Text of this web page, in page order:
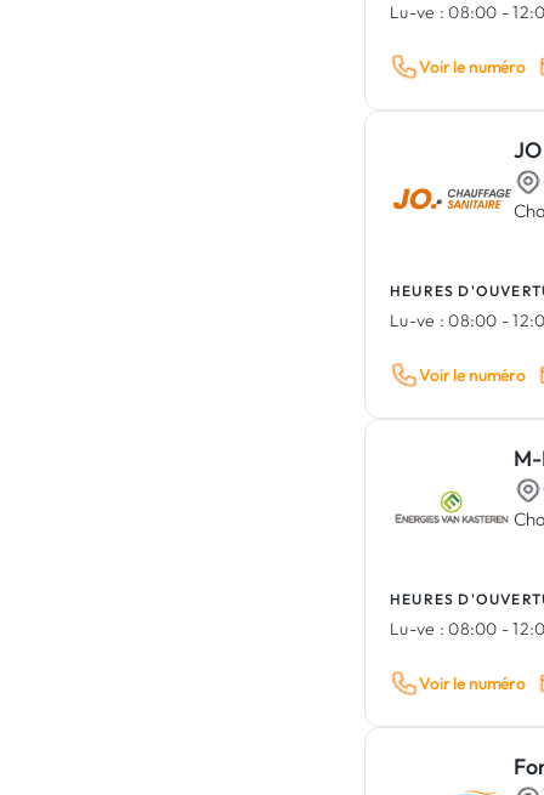
Lu-ve : 08:00 -
Voir le numéro
HEURES
Lu-ve : 08:00 -
Voir le numéro
HEURES
Lu-ve : 08:00 -
Voir le numéro